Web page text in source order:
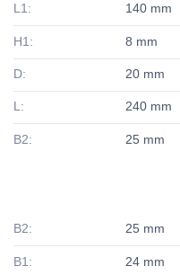
L1: 140 mm
H1: 8 mm
D: 20 mm
L: 240 mm
B2: 25 mm
B2: 25 mm
B1: 24 mm